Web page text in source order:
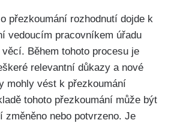
přezkoumání rozhodnutí dojde k
vedoucím pracovníkem úřadu
Během tohoto procesu je
relevantní důkazy a nové
mohly vést k přezkoumání
tohoto přezkoumání může být
změněno nebo potvrzeno. Je